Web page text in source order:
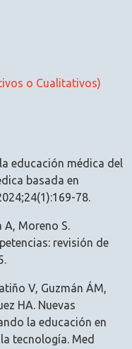
o Cualitativos)
educación médica del
basada en
78.
A, Moreno S.
revisión de
V, Guzmán ÁM,
HA. Nuevas
la educación en
tecnología. Med